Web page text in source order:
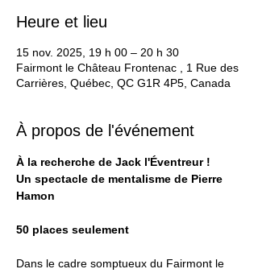
Heure et lieu
15 nov. 2025, 19 h 00 – 20 h 30
Fairmont le Château Frontenac , 1 Rue des
Carrières, Québec, QC G1R 4P5, Canada
À propos de l'événement
À la recherche de Jack l'Éventreur !
Un spectacle de mentalisme de Pierre
Hamon
50 places seulement
Dans le cadre somptueux du Fairmont le